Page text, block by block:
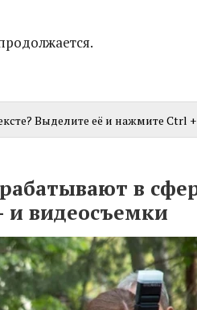
Выделите её и нажмите Ctrl
в
и видеосъемки